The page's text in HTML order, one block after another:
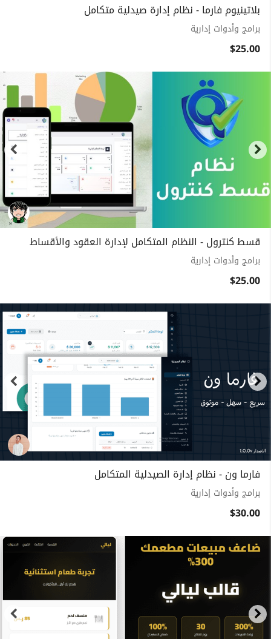
بلاتينيوم فارما - نظام إدارة صيدلية متكامل
برامج وأدوات إدارية
$25.00
قسط كنترول - النظام المتكامل لإدارة العقود والأقساط
برامج وأدوات إدارية
$25.00
فارما ون - نظام إدارة الصيدلية المتكامل
برامج وأدوات إدارية
$30.00